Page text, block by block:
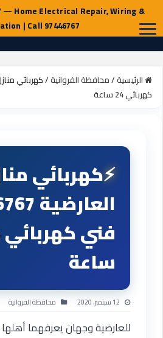
الرئيسية/محافظة الفروانية/
كهربائي 24 ساعة
كهربائي
ساعة
12 سبتمبر، 2020 محافظة الفروانية
للعارضية وجهان يعرفهما